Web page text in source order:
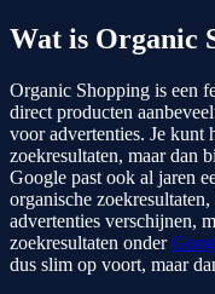
Wat is Organic
Organic Shopping is een
direct producten
voor advertenties. Je kunt
zoekresultaten, maar dan
Google past ook al jaren
organische
advertenties verschijnen,
zoekresultaten onder
dus slim op voort, maar